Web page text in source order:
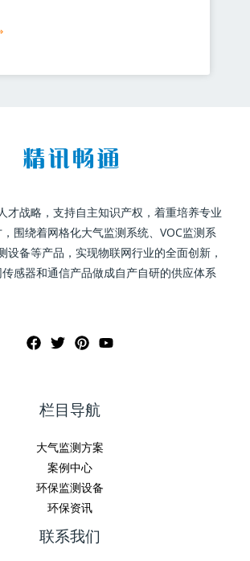
才战略，支持自主知识产权，着重培养专业
围绕着网格化大气监测系统、VOC监测系
设备等产品，实现物联网行业的全面创新，
感器和通信产品做成自产自研的供应体系
栏目导航
大气监测方案
案例中心
环保监测设备
环保资讯
联系我们